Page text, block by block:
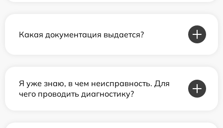
Какая документация выдается?
Я уже знаю, в чем неисправность. Для
чего проводить диагностику?